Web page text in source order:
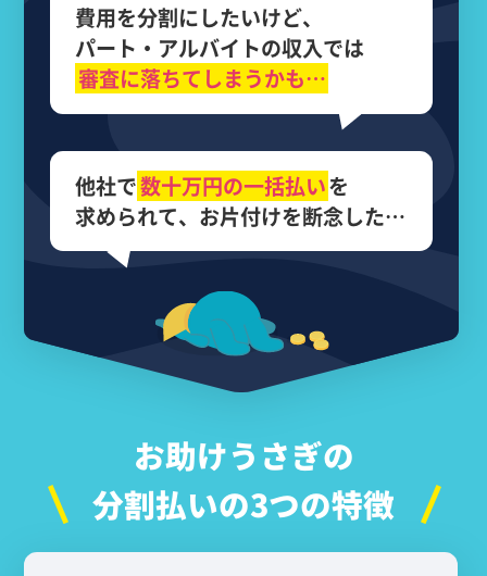
費用を分割にしたいけど、
パート・アルバイトの収入では
審査に落ちてしまうかも…
他社で数十万円の一括払いを
求められて、 お片付けを断念した…
お助けうさぎの
分割払いの3つの特徴